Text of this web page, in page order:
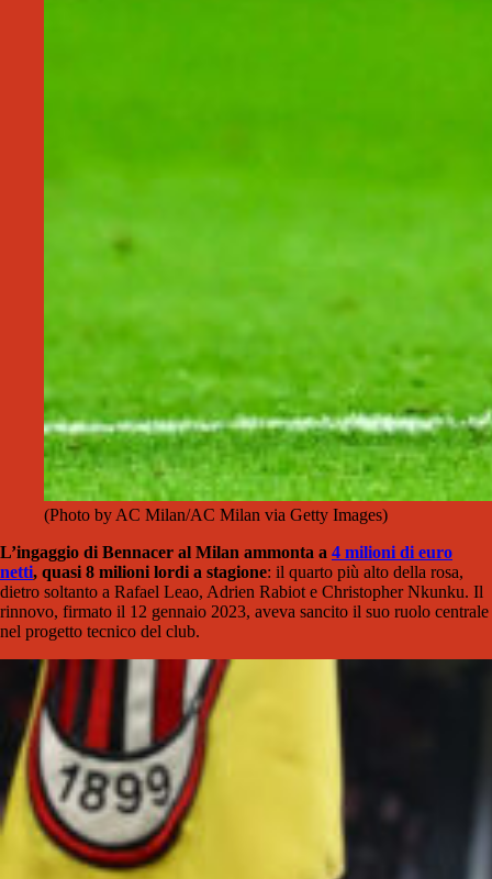
(Photo by AC Milan/AC Milan via Getty Images)
L’ingaggio di Bennacer al Milan ammonta a 4 milioni di euro
netti, quasi 8 milioni lordi a stagione: il quarto più alto della rosa,
dietro soltanto a Rafael Leao, Adrien Rabiot e Christopher Nkunku. Il
rinnovo, firmato il 12 gennaio 2023, aveva sancito il suo ruolo centrale
nel progetto tecnico del club.